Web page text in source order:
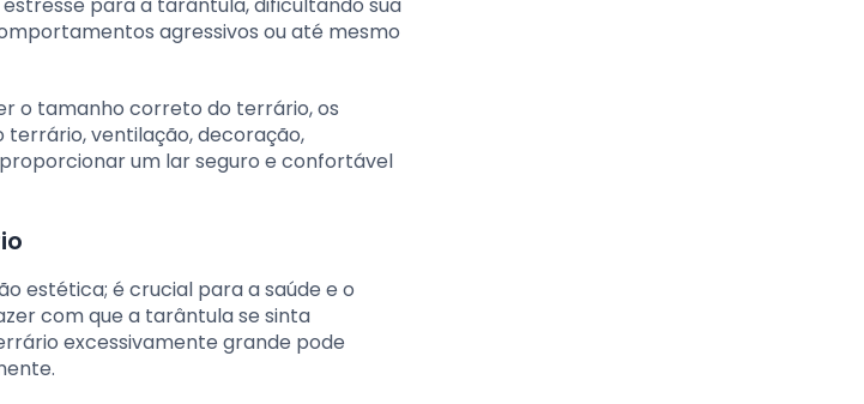
agressivos ou até mesmo
o tamanho correto do terrário, os
ventilação, decoração,
um lar seguro e confortável
estética; é crucial para a saúde e o
com que a tarântula se sinta
excessivamente grande pode